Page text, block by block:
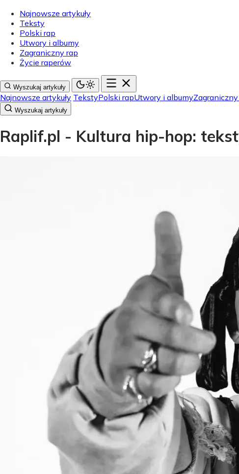
Najnowsze artykuły
Teksty
Polski rap
Utwory i albumy
Zagraniczny rap
Życie raperów
Wyszukaj artykuły
Najnowsze artykuły TekstyPolski rapUtwory i albumy
Wyszukaj artykuły
Raplif.pl - Kultura hip-hop: